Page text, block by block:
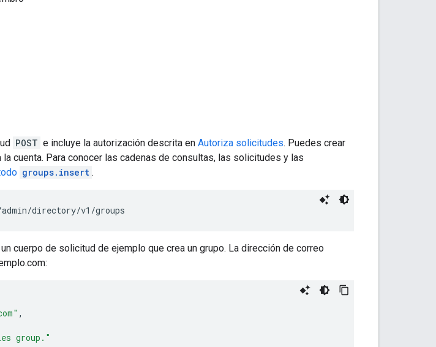
POST e incluye la autorización descrita en Autoriza solicitudes. Puedes crear
la cuenta. Para conocer las cadenas de consultas, las solicitudes y las
groups.insert .
admin/directory/v1/groups
cuerpo de solicitud de ejemplo que crea un grupo. La dirección de correo
,
group."